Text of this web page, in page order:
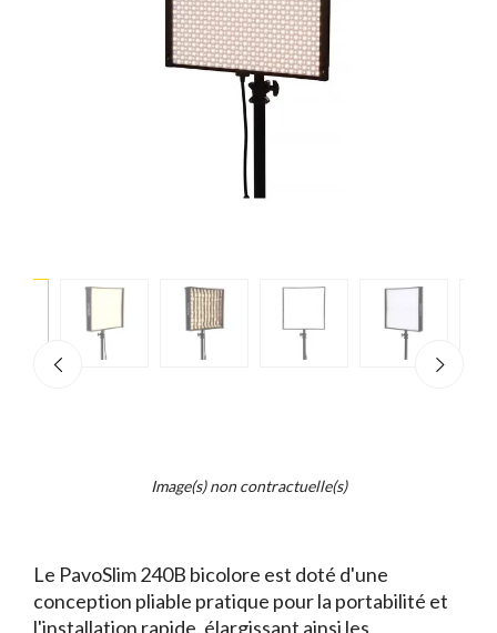
Image(s) non contractuelle(s)
Le PavoSlim 240B bicolore est doté d'une
conception pliable pratique pour la portabilité et
l'installation rapide, élargissant ainsi les